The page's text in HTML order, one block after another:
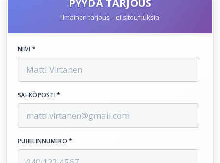
PYYDÄ TARJOUS
Ilmainen tarjous – ei sitoumuksia
NIMI *
SÄHKÖPOSTI *
PUHELINNUMERO *